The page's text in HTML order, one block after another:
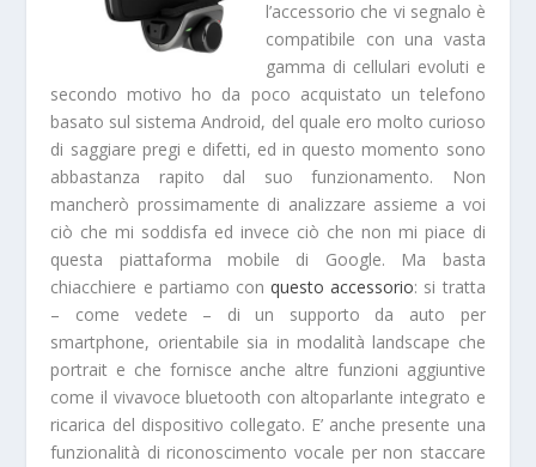
l’accessorio che vi segnalo è
compatibile con una vasta
gamma di cellulari evoluti e
secondo motivo ho da poco acquistato un telefono
basato sul sistema Android, del quale ero molto curioso
di saggiare pregi e difetti, ed in questo momento sono
abbastanza rapito dal suo funzionamento. Non
mancherò prossimamente di analizzare assieme a voi
ciò che mi soddisfa ed invece ciò che non mi piace di
questa piattaforma mobile di Google. Ma basta
chiacchiere e partiamo conquesto accessorio: si tratta
– come vedete – di un supporto da auto per
smartphone, orientabile sia in modalità landscape che
portrait e che fornisce anche altre funzioni aggiuntive
come il vivavoce bluetooth con altoparlante integrato e
ricarica del dispositivo collegato. E’ anche presente una
funzionalità di riconoscimento vocale per non staccare